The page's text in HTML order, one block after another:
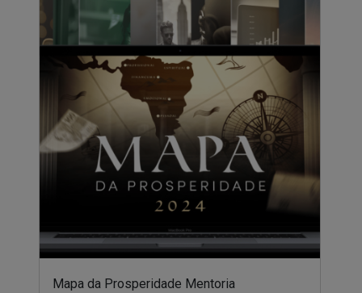
Mapa da Prosperidade Mentoria